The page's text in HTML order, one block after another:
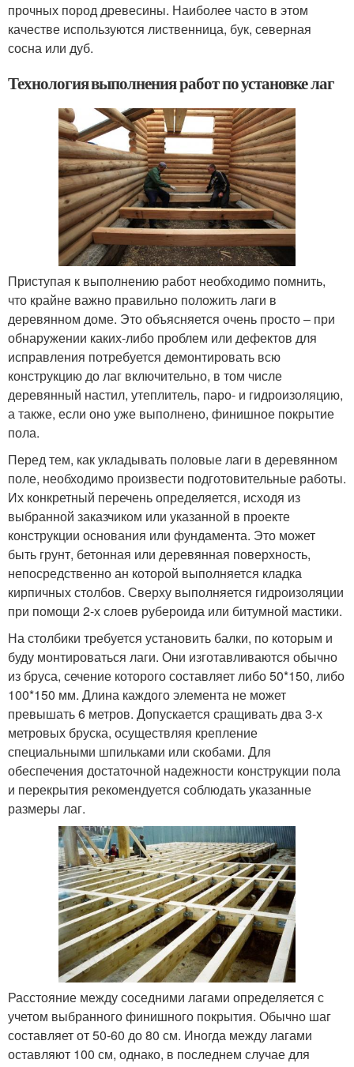
прочных пород древесины. Наиболее часто в этом
качестве используются лиственница, бук, северная
сосна или дуб.
Технология выполнения работ по установке лаг
Приступая к выполнению работ необходимо помнить,
что крайне важно правильно положить лаги в
деревянном доме. Это объясняется очень просто – при
обнаружении каких-либо проблем или дефектов для
исправления потребуется демонтировать всю
конструкцию до лаг включительно, в том числе
деревянный настил, утеплитель, паро- и гидроизоляцию,
а также, если оно уже выполнено, финишное покрытие
пола.
Перед тем, как укладывать половые лаги в деревянном
поле, необходимо произвести подготовительные работы.
Их конкретный перечень определяется, исходя из
выбранной заказчиком или указанной в проекте
конструкции основания или фундамента. Это может
быть грунт, бетонная или деревянная поверхность,
непосредственно ан которой выполняется кладка
кирпичных столбов. Сверху выполняется гидроизоляции
при помощи 2-х слоев рубероида или битумной мастики.
На столбики требуется установить балки, по которым и
буду монтироваться лаги. Они изготавливаются обычно
из бруса, сечение которого составляет либо 50*150, либо
100*150 мм. Длина каждого элемента не может
превышать 6 метров. Допускается сращивать два 3-х
метровых бруска, осуществляя крепление
специальными шпильками или скобами. Для
обеспечения достаточной надежности конструкции пола
и перекрытия рекомендуется соблюдать указанные
размеры лаг.
Расстояние между соседними лагами определяется с
учетом выбранного финишного покрытия. Обычно шаг
составляет от 50-60 до 80 см. Иногда между лагами
оставляют 100 см, однако, в последнем случае для